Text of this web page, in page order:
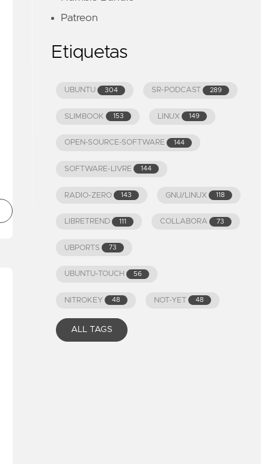
Patreon
Etiquetas
UBUNTU 304 SR-PODCAST 289
SLIMBOOK 153 LINUX 149
OPEN-SOURCE-SOFTWARE 144
SOFTWARE-LIVRE 144
RADIO-ZERO 143 GNU/LINUX 118
LIBRETREND 111 COLLABORA 73
UBPORTS 73
UBUNTU-TOUCH 56
NITROKEY 48 NOT-YET 48
ALL TAGS